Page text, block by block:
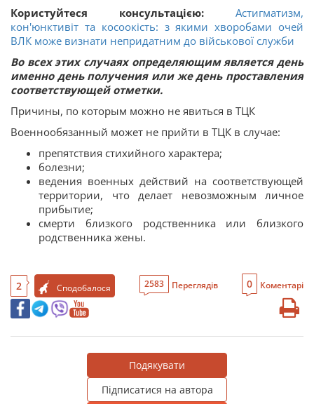
Користуйтеся консультацією:
Астигматизм,
кон'юнктивіт та косоокість: з якими хворобами очей
ВЛК може визнати непридатним до військової служби
Во всех этих случаях определяющим является день
именно день получения или же день проставления
соответствующей отметки.
Причины, по которым можно не явиться в ТЦК
Военнообязанный может не прийти в ТЦК в случае:
препятствия стихийного характера;
болезни;
ведения военных действий на соответствующей
территории, что делает невозможным личное
прибытие;
смерти близкого родственника или близкого
родственника жены.
2 Сподобалося 2583 Переглядів 0 Коментарі
Подякувати
Підписатися на автора